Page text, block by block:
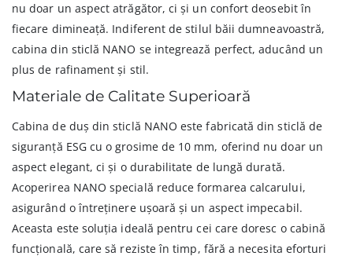
nu doar un aspect atrăgător, ci și un confort deosebit în
fiecare dimineață. Indiferent de stilul băii dumneavoastră,
cabina din sticlă NANO se integrează perfect, aducând un
plus de rafinament și stil.
Materiale de Calitate Superioară
Cabina de duș din sticlă NANO este fabricată din sticlă de
siguranță ESG cu o grosime de 10 mm, oferind nu doar un
aspect elegant, ci și o durabilitate de lungă durată.
Acoperirea NANO specială reduce formarea calcarului,
asigurând o întreținere ușoară și un aspect impecabil.
Aceasta este soluția ideală pentru cei care doresc o cabină
funcțională, care să reziste în timp, fără a necesita eforturi